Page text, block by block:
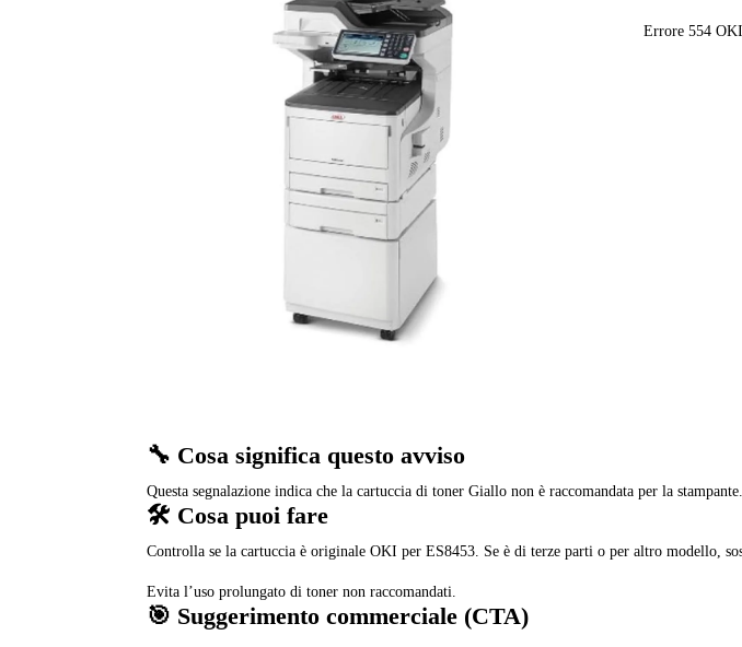
Errore 554
🔧 Cosa significa questo avviso
Questa segnalazione indica che la cartuccia di toner Giallo non è raccomandata per la stampante.
🛠️ Cosa puoi fare
Controlla se la cartuccia è originale OKI per ES8453. Se è di terze parti o per altro modello,
Evita l’uso prolungato di toner non raccomandati.
🎯 Suggerimento commerciale (CTA)